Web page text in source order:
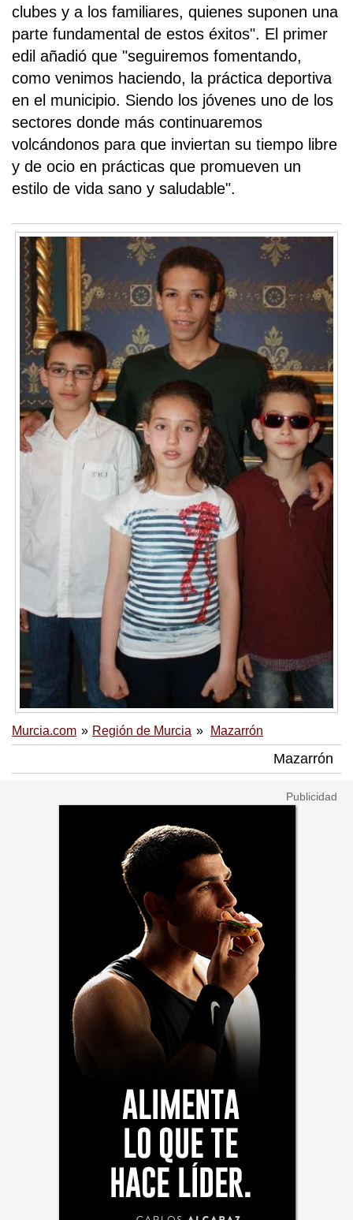
clubes y a los familiares, quienes suponen una
parte fundamental de estos éxitos". El primer
edil añadió que "seguiremos fomentando,
como venimos haciendo, la práctica deportiva
en el municipio. Siendo los jóvenes uno de los
sectores donde más continuaremos
volcándonos para que inviertan su tiempo libre
y de ocio en prácticas que promueven un
estilo de vida sano y saludable".
Murcia.com Región de Murcia Mazarrón
Mazarrón